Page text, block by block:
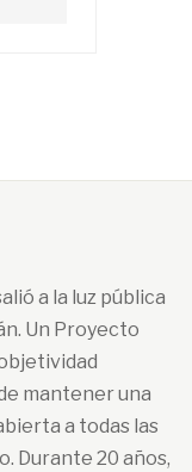
a la luz pública
Un Proyecto
mantener una
a todas las
Durante 20 años,